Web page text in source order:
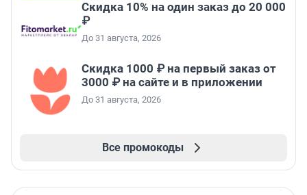
Скидка 10% на один заказ до 20 000
₽
До 31 августа, 2026
Скидка 1000 ₽ на первый заказ от
3000 ₽ на сайте и в приложении
До 31 августа, 2026
Все промокоды